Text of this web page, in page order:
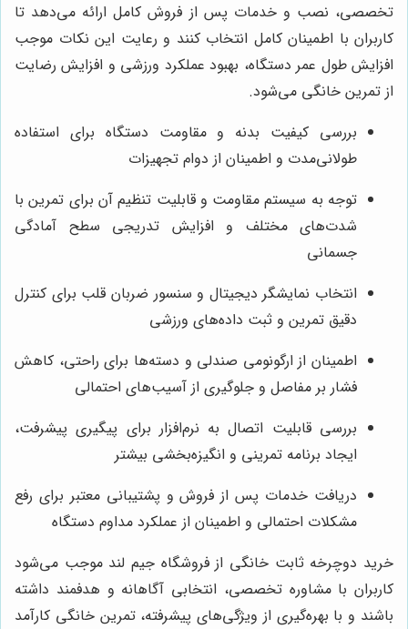
تخصصی، نصب و خدمات پس از فروش کامل ارائه می‌دهد تا
کاربران با اطمینان کامل انتخاب کنند و رعایت این نکات موجب
افزایش طول عمر دستگاه، بهبود عملکرد ورزشی و افزایش رضایت
از تمرین خانگی می‌شود.
بررسی کیفیت بدنه و مقاومت دستگاه برای استفاده
طولانی‌مدت و اطمینان از دوام تجهیزات
توجه به سیستم مقاومت و قابلیت تنظیم آن برای تمرین با
شدت‌های مختلف و افزایش تدریجی سطح آمادگی
جسمانی
انتخاب نمایشگر دیجیتال و سنسور ضربان قلب برای کنترل
دقیق تمرین و ثبت داده‌های ورزشی
اطمینان از ارگونومی صندلی و دسته‌ها برای راحتی، کاهش
فشار بر مفاصل و جلوگیری از آسیب‌های احتمالی
بررسی قابلیت اتصال به نرم‌افزار برای پیگیری پیشرفت،
ایجاد برنامه تمرینی و انگیزه‌بخشی بیشتر
دریافت خدمات پس از فروش و پشتیبانی معتبر برای رفع
مشکلات احتمالی و اطمینان از عملکرد مداوم دستگاه
خرید دوچرخه ثابت خانگی از فروشگاه جیم لند موجب می‌شود
کاربران با مشاوره تخصصی، انتخابی آگاهانه و هدفمند داشته
باشند و با بهره‌گیری از ویژگی‌های پیشرفته، تمرین خانگی کارآمد